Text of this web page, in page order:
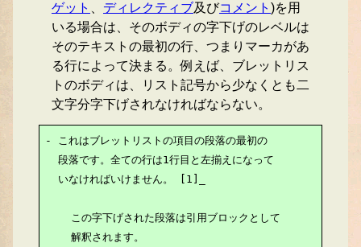
ゲット
ディレクティブ及びコメント )を用
いる場合は、そのボディの字下げのレベルは
そのテキストの最初の行、つまりマーカがあ
る行によって決まる。例えば、ブレットリス
トのボディは、リスト記号から少なくとも二
文字分字下げされなければならない。
- これはブレットリストの項目の段落の最初の
  段落です。全ての行は1行目と左揃えになって
  いなければいけません。 [1]_
    この字下げされた段落は引用ブロックとして
    解釈されます。